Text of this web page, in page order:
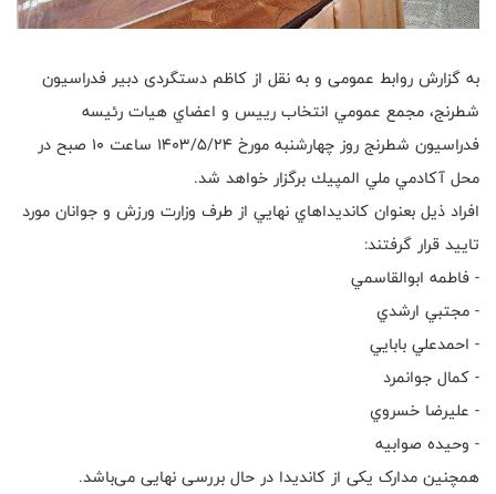
به گزارش روابط عمومی و به نقل از کاظم دستگردی دبیر فدراسیون
شطرنج، مجمع عمومي انتخاب رييس و اعضاي هيات رئيسه
فدراسيون شطرنج روز چهارشنبه مورخ ١٤٠٣/٥/٢٤ ساعت ١٠ صبح در
محل آكادمي ملي المپيك برگزار خواهد شد.
افراد ذيل بعنوان كانديداهاي نهايي از طرف وزارت ورزش و جوانان مورد
تاييد قرار گرفتند:
- فاطمه ابوالقاسمي
- مجتبي ارشدي
- احمدعلي بابايي
- كمال جوانمرد
- عليرضا خسروي
- وحيده صوابيه
همچنین مدارک یکی از کاندیدا در حال بررسی نهایی می‌باشد.